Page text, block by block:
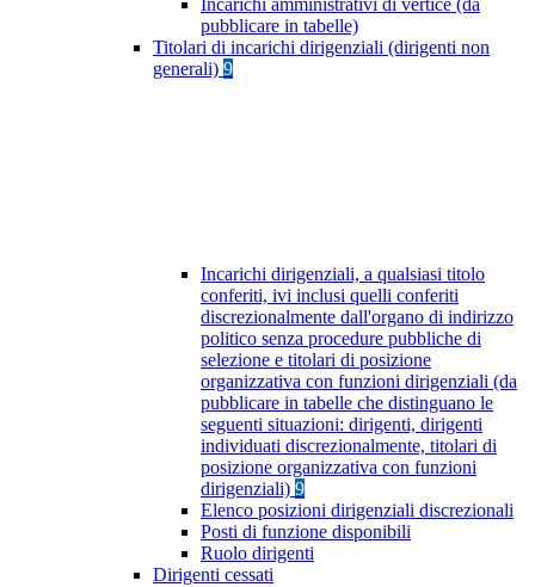
Incarichi amministrativi di vertice (da
pubblicare in tabelle)
Titolari di incarichi dirigenziali (dirigenti non
generali) 9
Incarichi dirigenziali, a qualsiasi titolo
conferiti, ivi inclusi quelli conferiti
discrezionalmente dall'organo di indirizzo
politico senza procedure pubbliche di
selezione e titolari di posizione
organizzativa con funzioni dirigenziali (da
pubblicare in tabelle che distinguano le
seguenti situazioni: dirigenti, dirigenti
individuati discrezionalmente, titolari di
posizione organizzativa con funzioni
dirigenziali) 9
Elenco posizioni dirigenziali discrezionali
Posti di funzione disponibili
Ruolo dirigenti
Dirigenti cessati